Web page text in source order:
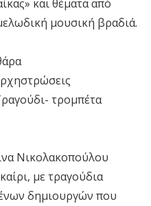
και θέματα από
μουσική βραδιά.
τρομπέτα
Νικολακοπούλου
με τραγούδια
δημιουργών που